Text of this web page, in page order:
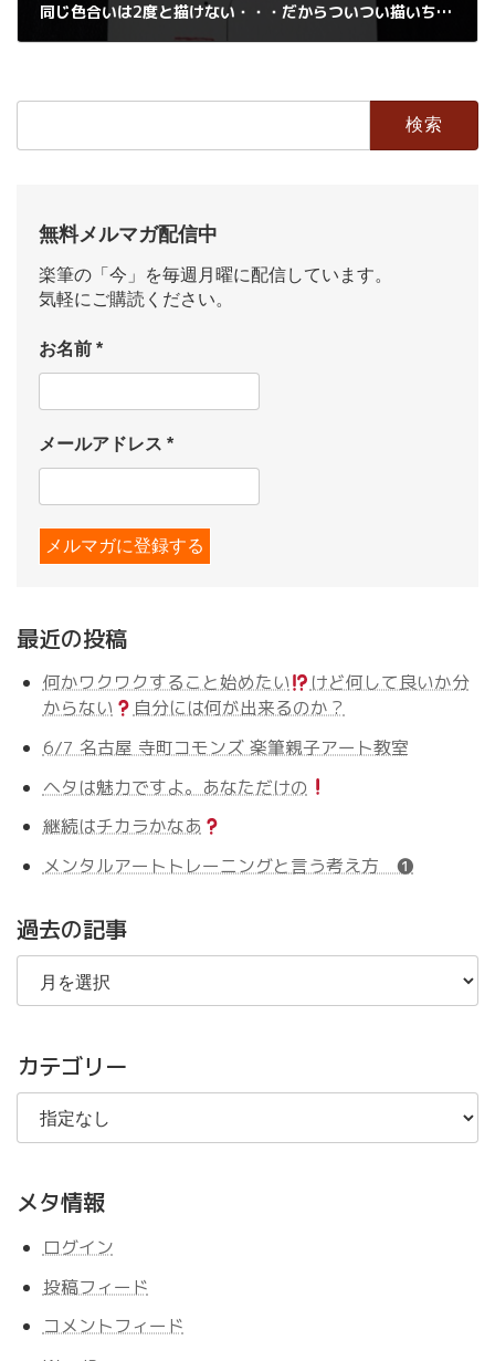
同じ色合いは2度と描けない・・・だからついつい描いちゃうキレイ色
検
無料メルマガ配信中
楽筆の「今」を毎週月曜に配信しています。
気軽にご購読ください。
お名前 *
メールアドレス *
最近の投稿
何かワクワクすること始めたい
けど何して良いか分
からない
自分には何が出来るのか？
6/7 名古屋 寺町コモンズ 楽筆親子アート教室
ヘタは魅力ですよ。あなただけの
継続はチカラかなあ
メンタルアートトレーニングと言う考え方 ❶
過去の記事
過
の
事
カテゴリー
メタ情報
ログイン
投稿フィード
コメントフィード